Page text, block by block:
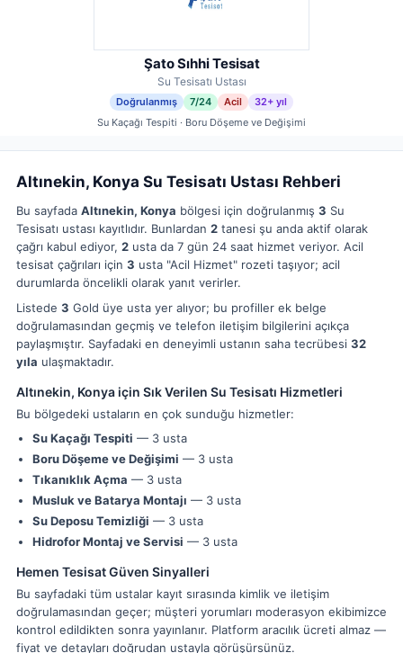
Şato Sıhhi Tesisat
Su Tesisatı Ustası
Doğrulanmış 7/24 Acil
32+ yıl
Su Kaçağı Tespiti · Boru Döşeme ve Değişimi
Altınekin, Konya Su Tesisatı Ustası Rehberi
Bu sayfada Altınekin, Konya bölgesi için doğrulanmış 3 Su
Tesisatı ustası kayıtlıdır. Bunlardan 2 tanesi şu anda aktif olarak
çağrı kabul ediyor, 2 usta da 7 gün 24 saat hizmet veriyor. Acil
tesisat çağrıları için 3 usta "Acil Hizmet" rozeti taşıyor; acil
durumlarda öncelikli olarak yanıt verirler.
Listede 3 Gold üye usta yer alıyor; bu profiller ek belge
doğrulamasından geçmiş ve telefon iletişim bilgilerini açıkça
paylaşmıştır. Sayfadaki en deneyimli ustanın saha tecrübesi 32
yıla ulaşmaktadır.
Altınekin, Konya için Sık Verilen Su Tesisatı Hizmetleri
Bu bölgedeki ustaların en çok sunduğu hizmetler:
Su Kaçağı Tespiti — 3 usta
Boru Döşeme ve Değişimi — 3 usta
Tıkanıklık Açma — 3 usta
Musluk ve Batarya Montajı — 3 usta
Su Deposu Temizliği — 3 usta
Hidrofor Montaj ve Servisi — 3 usta
Hemen Tesisat Güven Sinyalleri
Bu sayfadaki tüm ustalar kayıt sırasında kimlik ve iletişim
doğrulamasından geçer; müşteri yorumları moderasyon ekibimizce
kontrol edildikten sonra yayınlanır. Platform aracılık ücreti almaz —
fiyat ve detayları doğrudan ustayla görüşürsünüz.